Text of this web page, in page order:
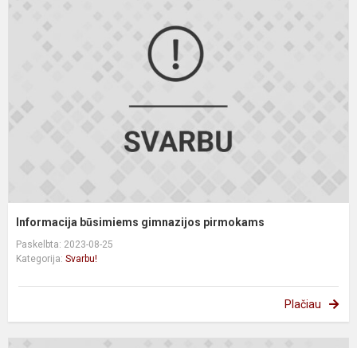
Informacija būsimiems gimnazijos pirmokams
Paskelbta: 2023-08-25
Kategorija: Svarbu!
Plačiau